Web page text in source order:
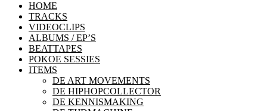
HOME
TRACKS
VIDEOCLIPS
ALBUMS / EP’S
BEATTAPES
POKOE SESSIES
ITEMS
DE ART MOVEMENTS
DE HIPHOPCOLLECTOR
DE KENNISMAKING